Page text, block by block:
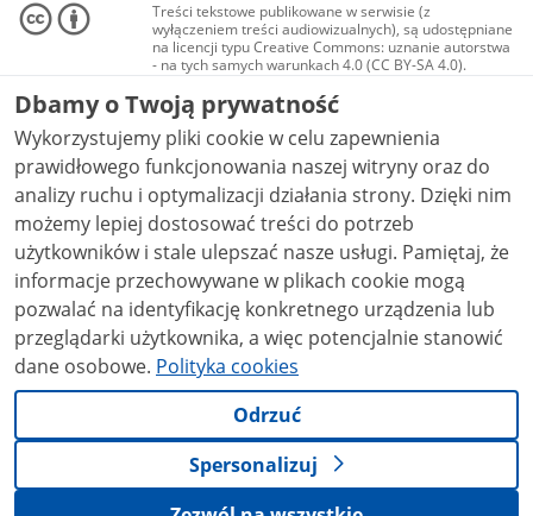
Treści tekstowe publikowane w serwisie (z
wyłączeniem treści audiowizualnych), są udostępniane
na licencji typu Creative Commons: uznanie autorstwa
- na tych samych warunkach 4.0 (CC BY-SA 4.0).
Materiały audiowizualne, w tym zdjęcia, materiały
audio i wideo, są udostępniane na licencji typu
Creative Commons: uznanie autorstwa użycie
niekomercyjne - bez utworów zależnych 4.0 (CC BY-
NC-ND 4.0), o ile nie jest to stwierdzone inaczej.
Dbamy o Twoją prywatność
Wykorzystujemy pliki cookie w celu zapewnienia
prawidłowego funkcjonowania naszej witryny oraz do
analizy ruchu i optymalizacji działania strony. Dzięki nim
możemy lepiej dostosować treści do potrzeb
użytkowników i stale ulepszać nasze usługi. Pamiętaj, że
informacje przechowywane w plikach cookie mogą
pozwalać na identyfikację konkretnego urządzenia lub
przeglądarki użytkownika, a więc potencjalnie stanowić
dane osobowe. Polityka cookies
Odrzuć
Spersonalizuj